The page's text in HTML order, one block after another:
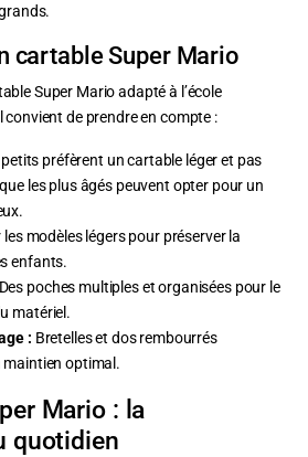
cartable Super Mario
Super Mario adapté à l’école
convient de prendre en compte :
préfèrent un cartable léger et pas
les plus âgés peuvent opter pour un
les modèles légers pour préserver la
enfants.
Des poches multiples et organisées pour le
matériel.
: Bretelles et dos rembourrés
optimal.
Mario : la
quotidien